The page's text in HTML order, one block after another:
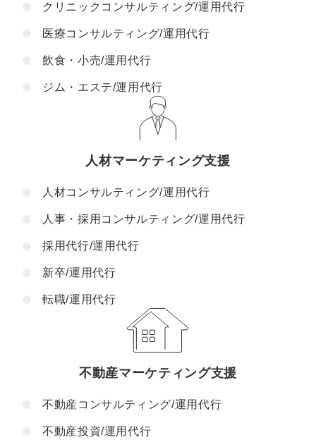
クリニックコンサルティング/運用代行
医療コンサルティング/運用代行
飲食・小売/運用代行
ジム・エステ/運用代行
人材マーケティング支援
人材コンサルティング/運用代行
人事・採用コンサルティング/運用代行
採用代行/運用代行
新卒/運用代行
転職/運用代行
不動産マーケティング支援
不動産コンサルティング/運用代行
不動産投資/運用代行